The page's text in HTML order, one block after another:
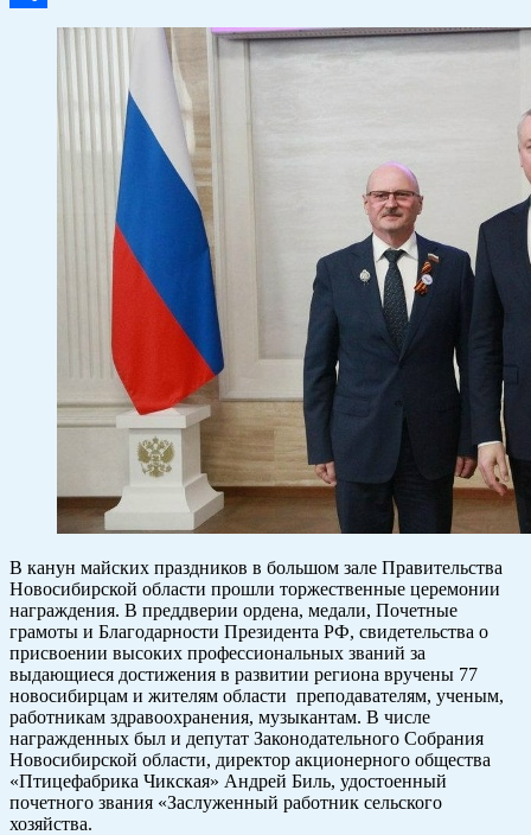
Отправить
В канун майских праздников в большом зале Правительства
Новосибирской области прошли торжественные церемонии
награждения. В преддверии ордена, медали, Почетные
грамоты и Благодарности Президента РФ, свидетельства о
присвоении высоких профессиональных званий за
выдающиеся достижения в развитии региона вручены 77
новосибирцам и жителям области преподавателям, ученым,
работникам здравоохранения, музыкантам. В числе
награжденных был и депутат Законодательного Собрания
Новосибирской области, директор акционерного общества
«Птицефабрика Чикская» Андрей Биль, удостоенный
почетного звания «Заслуженный работник сельского
хозяйства.